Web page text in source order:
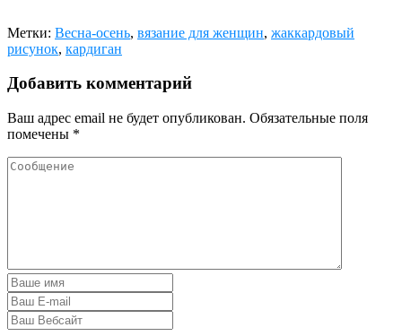
Метки: Весна-осень, вязание для женщин, жаккардовый
рисунок, кардиган
Добавить комментарий
Ваш адрес email не будет опубликован. Обязательные поля
помечены *